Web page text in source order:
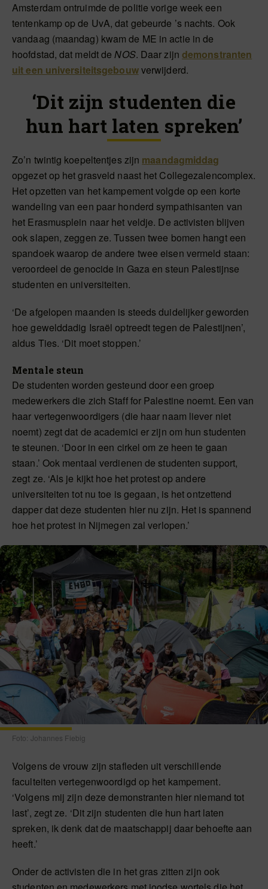
Amsterdam ontruimde de politie vorige week een
tentenkamp op de UvA, dat gebeurde ’s nachts. Ook
vandaag (maandag) kwam de ME in actie in de
hoofdstad, dat meldt deNOS. Daar zijn demonstranten
uit een universiteitsgebouwverwijderd.
‘Dit zijn studenten die
hun hart laten spreken’
Zo’n twintig koepeltentjes zijn maandagmiddag
opgezet op het grasveld naast het Collegezalencomplex.
Het opzetten van het kampement volgde op een korte
wandeling van een paar honderd sympathisanten van
het Erasmusplein naar het veldje. De activisten blijven
ook slapen, zeggen ze. Tussen twee bomen hangt een
spandoek waarop de andere twee eisen vermeld staan:
veroordeel de genocide in Gaza en steun Palestijnse
studenten en universiteiten.
‘De afgelopen maanden is steeds duidelijker geworden
hoe gewelddadig Israël optreedt tegen de Palestijnen’,
aldus Ties. ‘Dit moet stoppen.’
Mentale steun
De studenten worden gesteund door een groep
medewerkers die zich Staff for Palestine noemt. Een van
haar vertegenwoordigers (die haar naam liever niet
noemt) zegt dat de academici er zijn om hun studenten
te steunen. ‘Door in een cirkel om ze heen te gaan
staan.’ Ook mentaal verdienen de studenten support,
zegt ze. ‘Als je kijkt hoe het protest op andere
universiteiten tot nu toe is gegaan, is het ontzettend
dapper dat deze studenten hier nu zijn. Het is spannend
hoe het protest in Nijmegen zal verlopen.’
Foto: Johannes Fiebig
Volgens de vrouw zijn stafleden uit verschillende
faculteiten vertegenwoordigd op het kampement.
‘Volgens mij zijn deze demonstranten hier niemand tot
last’, zegt ze. ‘Dit zijn studenten die hun hart laten
spreken, ik denk dat de maatschappij daar behoefte aan
heeft.’
Onder de activisten die in het gras zitten zijn ook